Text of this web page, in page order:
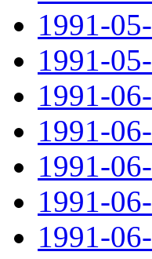
1991-
1991-
1991-
1991-
1991-
1991-
1991-